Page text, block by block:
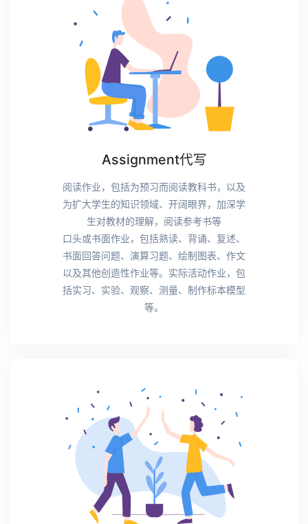
Assignment代写
阅读作业，包括为预习而阅读教科书，以及
为扩大学生的知识领域、开阔眼界，加深学
生对教材的理解，阅读参考书等
口头或书面作业，包括熟读、背诵、复述、
书面回答问题、演算习题、绘制图表、作文
以及其他创造性作业等。实际活动作业，包
括实习、实验、观察、测量、制作标本模型
等。